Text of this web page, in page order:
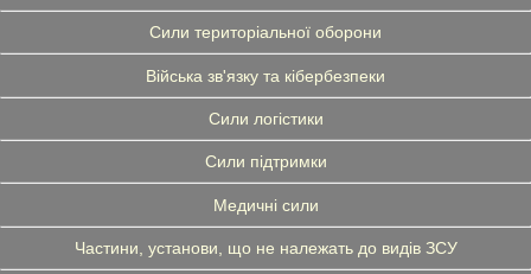
Сили територіальної оборони
Війська зв'язку та кібербезпеки
Сили логістики
Сили підтримки
Медичні сили
Частини, установи, що не належать до видів ЗСУ